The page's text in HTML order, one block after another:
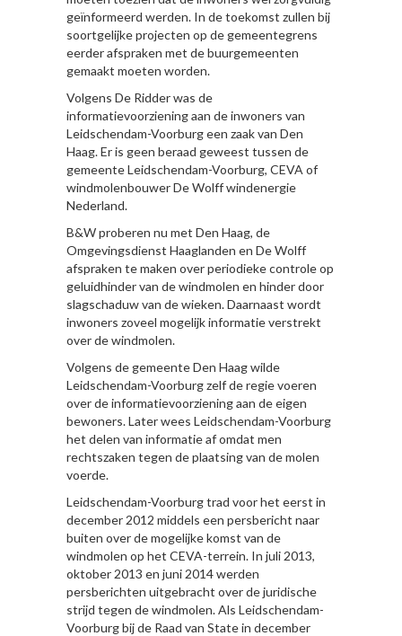
geïnformeerd werden. In de toekomst zullen bij
soortgelijke projecten op de gemeentegrens
eerder afspraken met de buurgemeenten
gemaakt moeten worden.
Volgens De Ridder was de
informatievoorziening aan de inwoners van
Leidschendam-Voorburg een zaak van Den
Haag. Er is geen beraad geweest tussen de
gemeente Leidschendam-Voorburg, CEVA of
windmolenbouwer De Wolff windenergie
Nederland.
B&W proberen nu met Den Haag, de
Omgevingsdienst Haaglanden en De Wolff
afspraken te maken over periodieke controle op
geluidhinder van de windmolen en hinder door
slagschaduw van de wieken. Daarnaast wordt
inwoners zoveel mogelijk informatie verstrekt
over de windmolen.
Volgens de gemeente Den Haag wilde
Leidschendam-Voorburg zelf de regie voeren
over de informatievoorziening aan de eigen
bewoners. Later wees Leidschendam-Voorburg
het delen van informatie af omdat men
rechtszaken tegen de plaatsing van de molen
voerde.
Leidschendam-Voorburg trad voor het eerst in
december 2012 middels een persbericht naar
buiten over de mogelijke komst van de
windmolen op het CEVA-terrein. In juli 2013,
oktober 2013 en juni 2014 werden
persberichten uitgebracht over de juridische
strijd tegen de windmolen. Als Leidschendam-
Voorburg bij de Raad van State in december